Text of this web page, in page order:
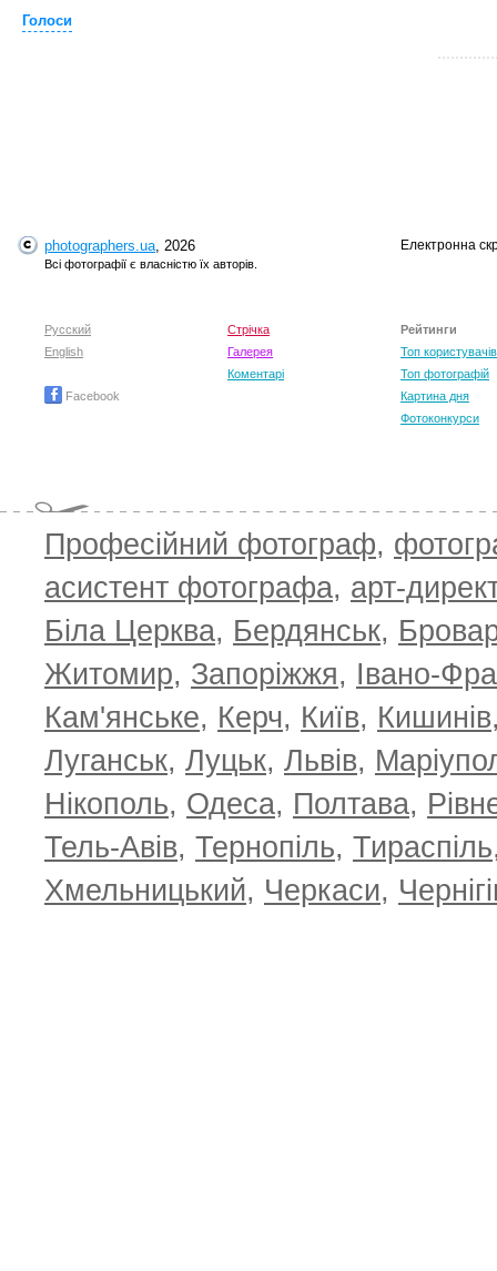
Голоси
photographers.ua, 2026
Всі фотографії є власністю їх авторів.
Електронна
Русский
English
Facebook
Стрічка
Галерея
Коментарі
Рейтинги
Топ користувачів
Топ фотографій
Картина дня
Фотоконкурси
Професійний фотограф,
асистент фотографа, арт-
Біла Церква, Бердянськ,
Житомир, Запоріжжя, Івано-
Кам'янське, Керч, Київ, Кишинів
Луганськ, Луцьк, Львів,
Нікополь, Одеса, Полтава,
Тель-Авів, Тернопіль, Тираспіль
Хмельницький, Черкаси,